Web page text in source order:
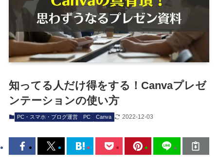
知ってる人だけ得をする！Canvaプレゼ
ンテーションの使い方
PC・スマホ・ブログ運営 PC Canva 2022-12-03